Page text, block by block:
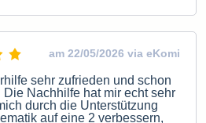
am 22/05/2026 via eKomi
sehr zufrieden und schon
Nachhilfe hat mir echt sehr
durch die Unterstützung
auf eine 2 verbessern,